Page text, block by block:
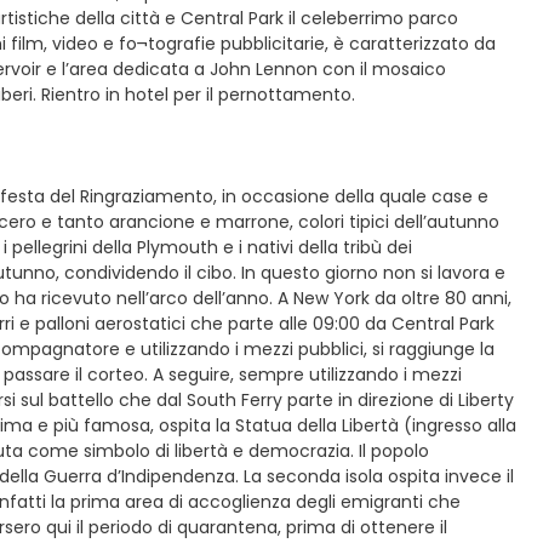
della città e Central Park il celeberrimo parco
video e fo¬tografie pubblicitarie, è caratterizzato da
e l’area dedicata a John Lennon con il mosaico
Rientro in hotel per il pernottamento.
del Ringraziamento, in occasione della quale case e
e tanto arancione e marrone, colori tipici dell’autunno
pellegrini della Plymouth e i nativi della tribù dei
condividendo il cibo. In questo giorno non si lavora e
ricevuto nell’arco dell’anno. A New York da oltre 80 anni,
e palloni aerostatici che parte alle 09:00 da Central Park
e utilizzando i mezzi pubblici, si raggiunge la
il corteo. A seguire, sempre utilizzando i mezzi
sul battello che dal South Ferry parte in direzione di Liberty
e più famosa, ospita la Statua della Libertà (ingresso alla
come simbolo di libertà e democrazia. Il popolo
Guerra d’Indipendenza. La seconda isola ospita invece il
infatti la prima area di accoglienza degli emigranti che
qui il periodo di quarantena, prima di ottenere il